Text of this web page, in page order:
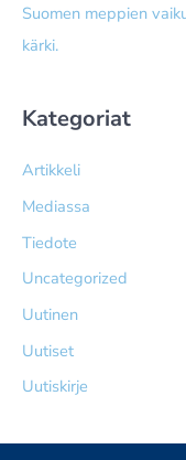
Suomen meppien
kärki.
Kategoriat
Artikkeli
Mediassa
Tiedote
Uncategorized
Uutinen
Uutiset
Uutiskirje